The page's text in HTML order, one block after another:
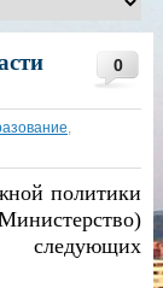
0
,
политики